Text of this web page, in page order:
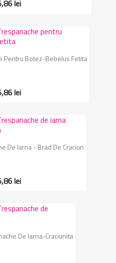
lei
Pentru Botez-Bebelus Fetita
lei
De Iarna - Brad De Craciun
lei
De Iarna-Craciunita